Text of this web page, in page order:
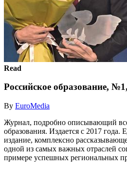
Read
Российское образование,
By EuroMedia
Журнал, подробно описывающий
образования. Издается с 2017 года.
издание, комплексно
одной из самых важных отраслей
примере успешных региональных